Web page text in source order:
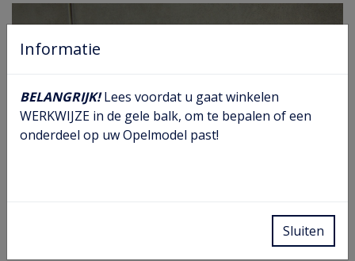
Informatie
BELANGRIJK!Lees voordat u gaat winkelen
WERKWIJZE in de gele balk, om te bepalen of een
onderdeel op uw Opelmodel past!
Sluiten